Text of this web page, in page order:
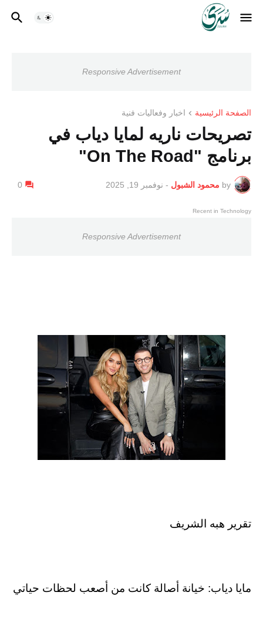
Responsive Advertisement
الصفحة الرئيسية اخبار وفعاليات فنية
تصريحات ناريه لمايا دياب في
برنامج "On The Road"
by محمود الشبول - نوفمبر 19, 2025 0
Recent in Technology
Responsive Advertisement
تقرير هبه الشريف
مايا دياب: خيانة أصالة كانت من أصعب لحظات حياتي